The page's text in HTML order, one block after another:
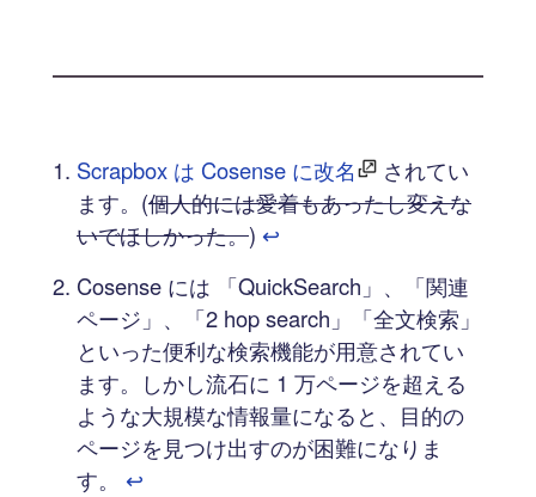
Scrapbox は Cosense に改名
されてい
ます。(個人的には愛着もあったし変えな
いでほしかった。) ↩︎
Cosense には 「QuickSearch」、「関連
ページ」、「2 hop search」「全文検索」
といった便利な検索機能が用意されてい
ます。しかし流石に 1 万ページを超える
ような大規模な情報量になると、目的の
ページを見つけ出すのが困難になりま
す。 ↩︎